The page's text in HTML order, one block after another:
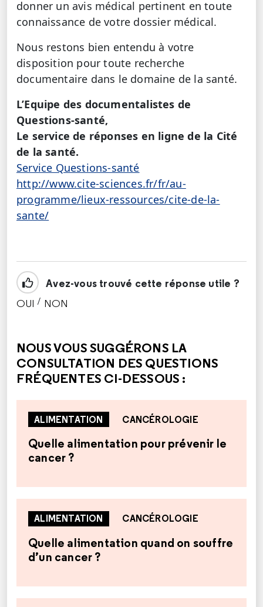
donner un avis médical pertinent en toute
connaissance de votre dossier médical.
Nous restons bien entendu à votre
disposition pour toute recherche
documentaire dans le domaine de la santé.
L’Equipe des documentalistes de
Questions-santé,
Le service de réponses en ligne de la Cité
de la santé.
Service Questions-santé
http://www.cite-sciences.fr/fr/au-
programme/lieux-ressources/cite-de-la-
sante/
Avez-vous trouvé cette réponse utile ?
OUI / NON
NOUS VOUS SUGGÉRONS LA
CONSULTATION DES QUESTIONS
FRÉQUENTES CI-DESSOUS :
ALIMENTATION CANCÉROLOGIE
Quelle alimentation pour prévenir le
cancer ?
ALIMENTATION CANCÉROLOGIE
Quelle alimentation quand on souffre
d’un cancer ?